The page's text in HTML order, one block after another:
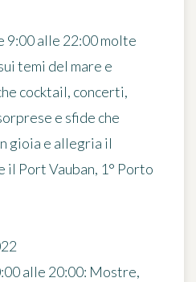
9:00 alle 22:00 molte
temi del mare e
cocktail, concerti,
e sfide che
gioia e allegria il
Port Vauban, 1° Porto
alle 20:00: Mostre,